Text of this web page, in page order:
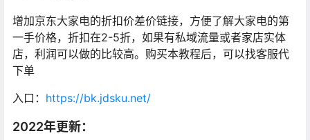
增加京东大家电的折扣价差价链接，方便了解大家电的第
一手价格，折扣在2-5折，如果有私域流量或者家店实体
店，利润可以做的比较高。购买本教程后，可以找客服代
下单
入口： https://bk.jdsku.net/
2022年更新：